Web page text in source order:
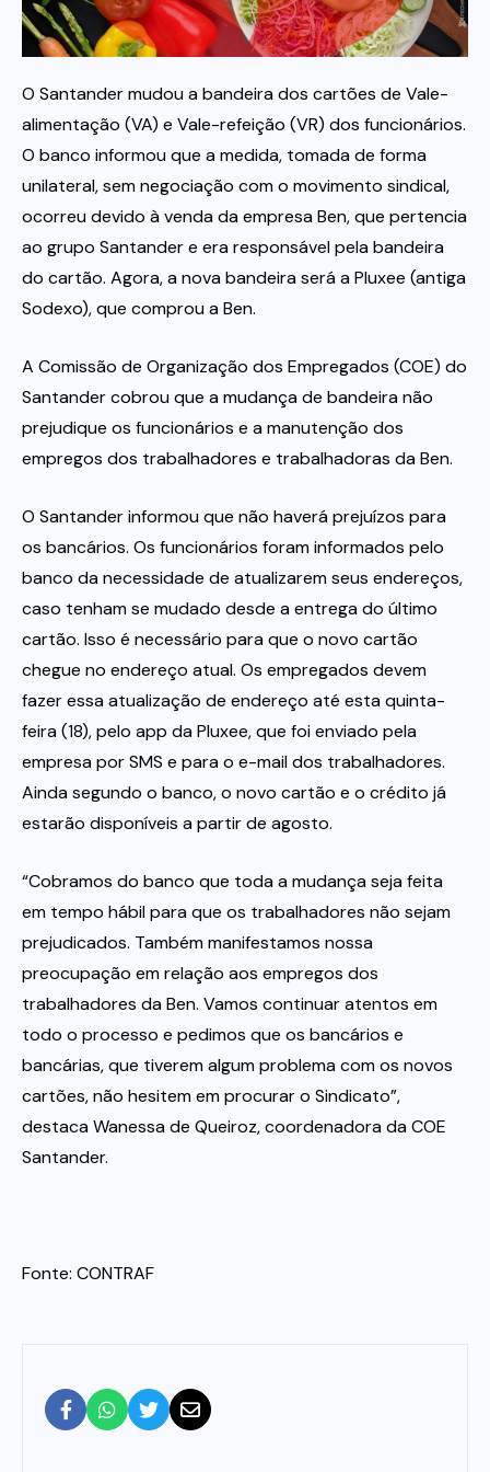
Itau
Financeiras e Cooperativas
O Santander mudou a bandeira dos cartões de Vale-
alimentação (VA) e Vale-refeição (VR) dos funcionários.
O banco informou que a medida, tomada de forma
unilateral, sem negociação com o movimento sindical,
ocorreu devido à venda da empresa Ben, que pertencia
ao grupo Santander e era responsável pela bandeira
do cartão. Agora, a nova bandeira será a Pluxee (antiga
Sodexo), que comprou a Ben.
A Comissão de Organização dos Empregados (COE) do
Santander cobrou que a mudança de bandeira não
prejudique os funcionários e a manutenção dos
empregos dos trabalhadores e trabalhadoras da Ben.
O Santander informou que não haverá prejuízos para
os bancários. Os funcionários foram informados pelo
banco da necessidade de atualizarem seus endereços,
caso tenham se mudado desde a entrega do último
cartão. Isso é necessário para que o novo cartão
chegue no endereço atual. Os empregados devem
fazer essa atualização de endereço até esta quinta-
feira (18), pelo app da Pluxee, que foi enviado pela
empresa por SMS e para o e-mail dos trabalhadores.
Ainda segundo o banco, o novo cartão e o crédito já
estarão disponíveis a partir de agosto.
“Cobramos do banco que toda a mudança seja feita
em tempo hábil para que os trabalhadores não sejam
prejudicados. Também manifestamos nossa
preocupação em relação aos empregos dos
trabalhadores da Ben. Vamos continuar atentos em
todo o processo e pedimos que os bancários e
bancárias, que tiverem algum problema com os novos
cartões, não hesitem em procurar o Sindicato”,
destaca Wanessa de Queiroz, coordenadora da COE
Santander.
Fonte: CONTRAF